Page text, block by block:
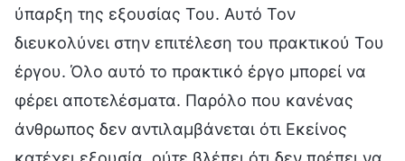
ύπαρξη της εξουσίας Του. Αυτό Τον
διευκολύνει στην επιτέλεση του πρακτικού Του
έργου. Όλο αυτό το πρακτικό έργο μπορεί να
φέρει αποτελέσματα. Παρόλο που κανένας
άνθρωπος δεν αντιλαμβάνεται ότι Εκείνος